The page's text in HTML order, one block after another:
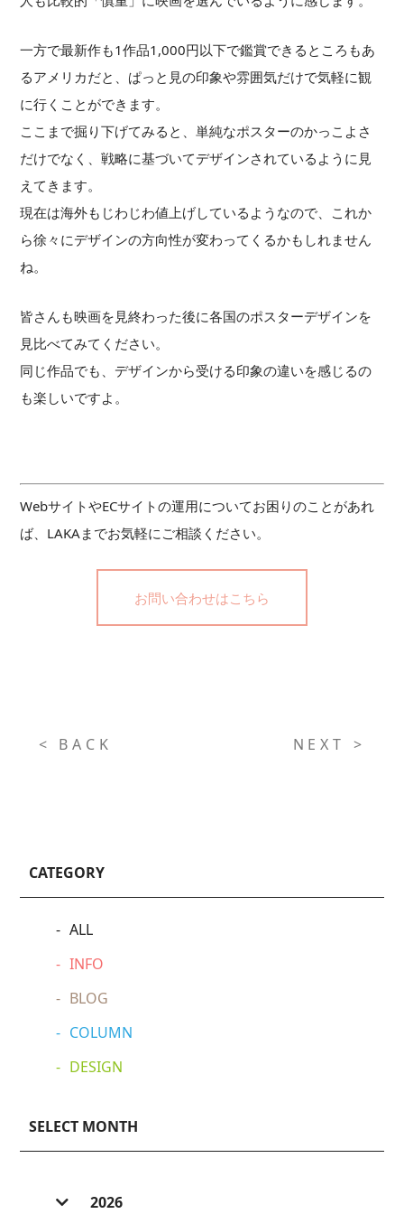
一方で最新作も1作品1,000円以下で鑑賞できるところもあ
るアメリカだと、ぱっと見の印象や雰囲気だけで気軽に観
に行くことができます。
ここまで掘り下げてみると、単純なポスターのかっこよさ
だけでなく、戦略に基づいてデザインされているように見
えてきます。
現在は海外もじわじわ値上げしているようなので、これか
ら徐々にデザインの方向性が変わってくるかもしれません
ね。
皆さんも映画を見終わった後に各国のポスターデザインを
見比べてみてください。
同じ作品でも、デザインから受ける印象の違いを感じるの
も楽しいですよ。
WebサイトやECサイトの運用についてお困りのことがあれ
ば、LAKAまでお気軽にご相談ください。
お問い合わせはこちら
< BACK NEXT >
CATEGORY
ALL
INFO
BLOG
COLUMN
DESIGN
SELECT MONTH
2026